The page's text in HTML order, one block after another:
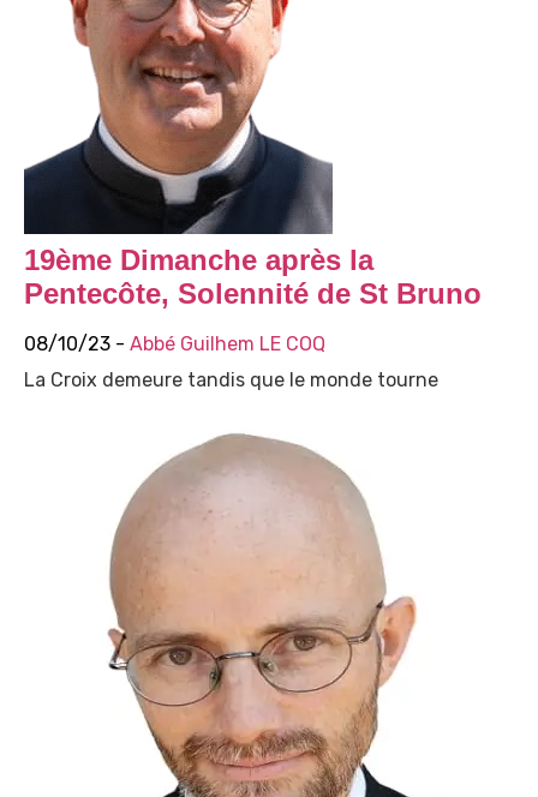
19ème Dimanche après la
Pentecôte, Solennité de St Bruno
08/10/23 - Abbé Guilhem LE COQ
La Croix demeure tandis que le monde tourne